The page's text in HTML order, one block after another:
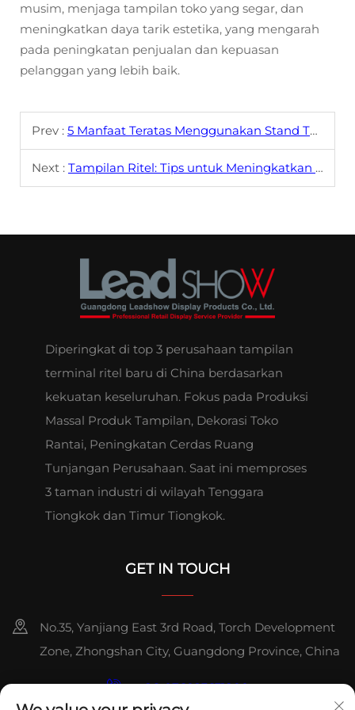
musim, menjaga tampilan toko yang segar, dan
meningkatkan daya tarik estetika, yang mengarah
pada peningkatan penjualan dan kepuasan
pelanggan yang lebih baik.
Prev : 5 Manfaat Teratas Menggunakan Stand Tampilan di Ritel
Next : Tampilan Ritel: Tips untuk Meningkatkan Dampak Visual
Diperingkat di top 3 perusahaan tampilan
terminal ritel baru di China berdasarkan
kekuatan keseluruhan. Fokus pada Produksi
Massal Produk Tampilan, Dekorasi Toko
Rantai, Peningkatan Cerdas Ruang
Tunjangan Perusahaan. Saat ini memproses
3 taman industri di wilayah Tenggara
Tiongkok dan Timur Tiongkok.
GET IN TOUCH
No.35, Yanjiang East 3rd Road, Torch Development
Zone, Zhongshan City, Guangdong Province, China
+86-076023631800